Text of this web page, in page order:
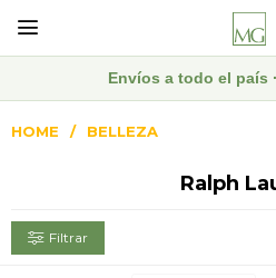

Envíos a todo el país ·
HOME BELLEZA
Ralph